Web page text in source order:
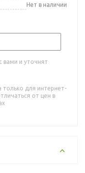
Нет в наличии
вами и уточнят
только для интернет-
от цен в